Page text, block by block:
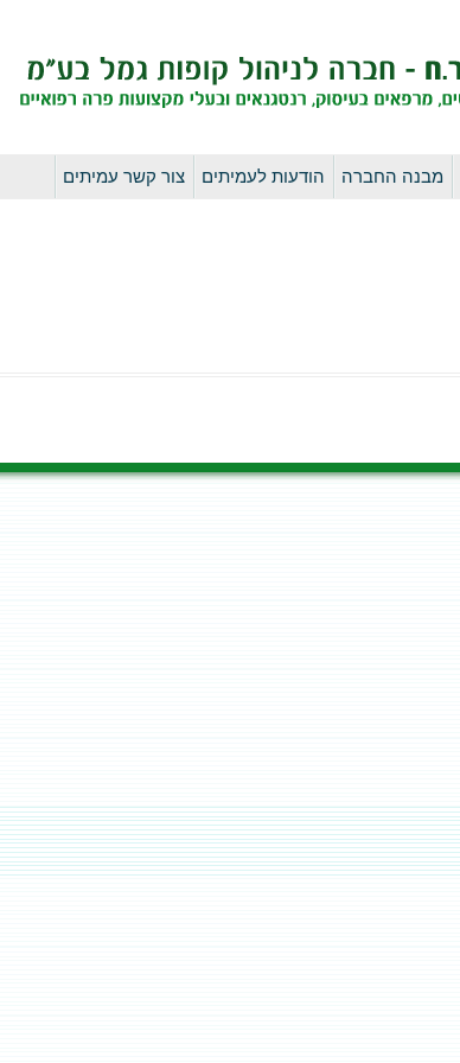
לדלג
מבנה החברה הודעות לעמיתים צור קשר עמיתים